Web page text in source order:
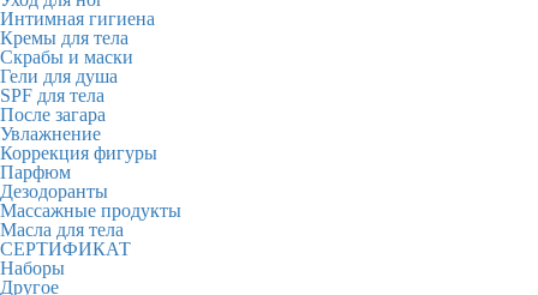
Интимная гигиена
Кремы для тела
Скрабы и маски
Гели для душа
SPF для тела
После загара
Увлажнение
Коррекция фигуры
Парфюм
Дезодоранты
Массажные продукты
Масла для тела
СЕРТИФИКАТ
Наборы
Другое